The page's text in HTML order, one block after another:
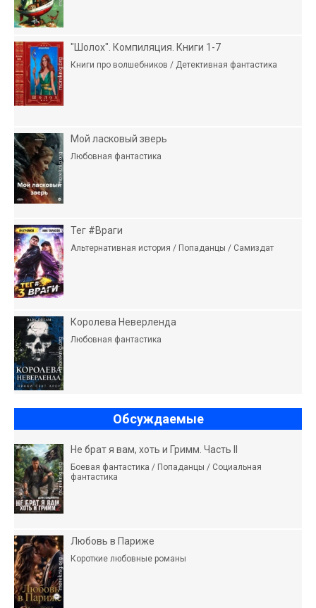
"Шолох". Компиляция. Книги 1-7
Книги про волшебников / Детективная фантастика
Мой ласковый зверь
Любовная фантастика
Тег #Враги
Альтернативная история / Попаданцы / Самиздат
Королева Неверленда
Любовная фантастика
Обсуждаемые
Не брат я вам, хоть и Гримм. Часть II
Боевая фантастика / Попаданцы / Социальная
фантастика
Любовь в Париже
Короткие любовные романы